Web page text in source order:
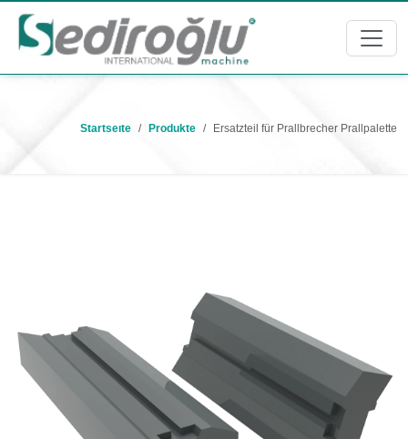
Startseıte Produkte Ersatzteil für Prallbrecher Prallpalette